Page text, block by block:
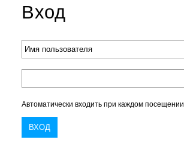
Вход
Автоматически входить при каждом посещении